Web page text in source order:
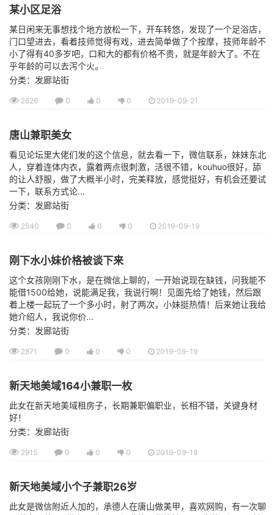
某小区足浴
某日闲来无事想找个地方放松一下，开车转悠，发现了一个足浴店，
门口望进去，看着技师觉得有戏，进去简单做了个按摩，技师年龄不
小了得有40多岁吧，口和大的都有价格不贵，就是年龄大了。不在
乎年龄的可以去泻个火。
分类：发廊站街
2626 0 0 0 2019-09-21
唐山兼职美女
看见论坛里大佬们发的这个信息，就去看一下，微信联系，妹妹东北
人，穿着连体内衣，露着两点很刺激，活很不错，kouhuo很好，舔
的让人舒服，做了大概半小时，完美释放，感觉挺好，有机会还要试
一下，联系方式论...
分类：发廊站街
2540 0 0 0 2019-09-19
刚下水小妹价格被谈下来
这个女孩刚刚下水，是在微信上聊的，一开始说现在缺钱，问我能不
能借1500给她，说能满足我，我说行啊！见面先给了她钱，然后跟
着上楼一起玩了一个多小时，射了两次，小妹挺热情！后来她让我给
她介绍人，我说你价...
分类：发廊站街
2871 0 0 0 2019-09-19
新天地美域164小兼职一枚
此女在新天地美域租房子，长期兼职偏职业，长相不错，关键身材
好！
分类：发廊站街
2915 0 0 0 2019-09-18
新天地美域小个子兼职26岁
此女是微信附近人加的，承德人在唐山做美甲，喜欢网购，有一次聊